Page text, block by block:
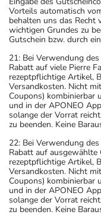
Vorteils automatisch
behalten uns das Recht
wichtigen Grundes zu
Gutschein bzw. durch
21: Bei Verwendung
Rabatt auf viele Pierre
rezeptpflichtige Artikel,
Versandkosten. Nicht
Coupons) kombinierbar
und in der APONEO
solange der Vorrat
zu beenden. Keine
22: Bei Verwendung
Rabatt auf
rezeptpflichtige Artikel,
Versandkosten. Nicht
Coupons) kombinierbar
und in der APONEO
solange der Vorrat
zu beenden. Keine